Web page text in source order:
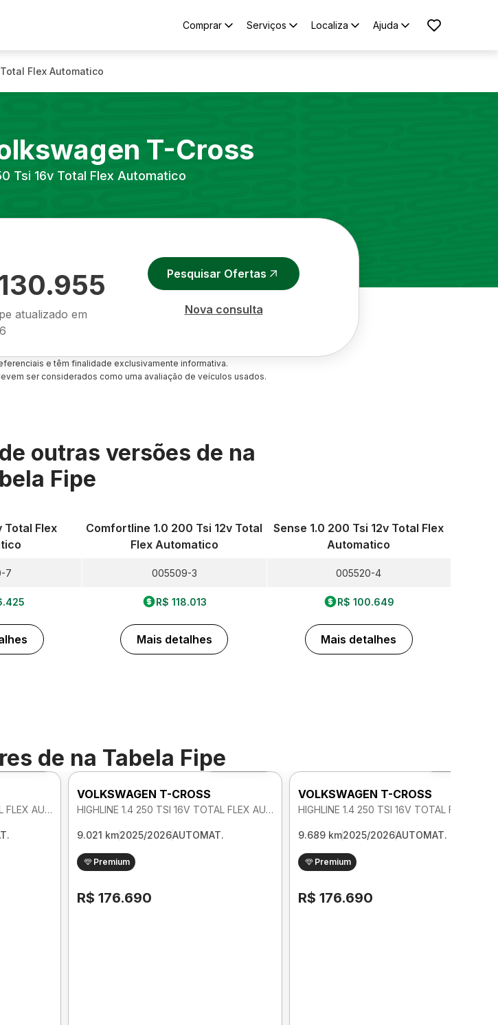
Comprar Serviços Localiza Ajuda
Flex Automatico
T-Cross
Tsi 16v Total Flex Automatico
atualizado em
Pesquisar Ofertas
Nova consulta
e têm finalidade exclusivamente informativa.
ser considerados como uma avaliação de veículos usados.
outras versões de na
Fipe
Total Flex
7
Comfortline 1.0 200 Tsi 12v Total
Flex Automatico
005509-3
R$ 118.013
Mais detalhes
Sense 1.0 200 Tsi 12v Total Flex
Automatico
005520-4
R$ 100.649
Mais detalhes
de na Tabela Fipe
Foto 360º
HIGHLINE 1.4 250 TSI 16V TOTAL FLEX AUTOMATICO
Foto 360º
VOLKSWAGEN T-CROSS
HIGHLINE 1.4 250 TSI 16V TOTAL FLEX AUTOMATICO
9.021 km2025/2026AUTOMAT.
Premium
R$ 176.690
VOLKSWAGEN T-CROSS
9.689 km2025/2026AUTOMAT.
Premium
R$ 176.690